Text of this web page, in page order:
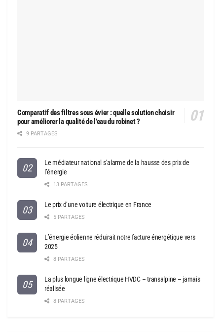
Comparatif des filtres sous évier : quelle solution choisir
pour améliorer la qualité de l’eau du robinet ?
9 PARTAGES
Le médiateur national s’alarme de la hausse des prix de
l’énergie
13 PARTAGES
Le prix d’une voiture électrique en France
5 PARTAGES
L’énergie éolienne réduirait notre facture énergétique vers
2025
8 PARTAGES
La plus longue ligne électrique HVDC – transalpine – jamais
réalisée
8 PARTAGES